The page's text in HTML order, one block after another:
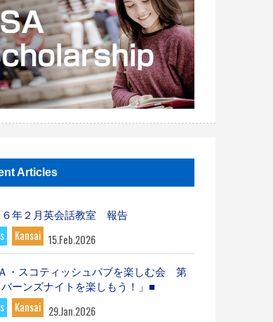
Articles
６年２月英会話教室 報告
Kansai 15.Feb.2026
・スコティッシュパブを楽しむ会 第
バーンズナイトを楽しもう！」■
Kansai 29.Jan.2026